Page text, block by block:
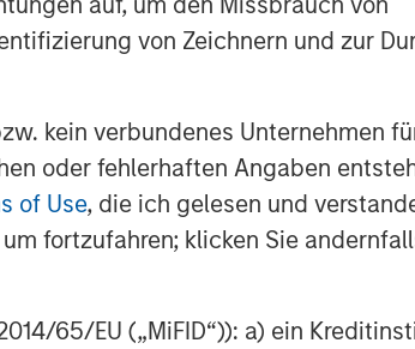
von Zeichnern und zur
kein verbundenes Unternehmen
oder fehlerhaften Angaben
of Use, die ich gelesen und
fortzufahren; klicken Sie
65/EU („MiFID“)): a) ein